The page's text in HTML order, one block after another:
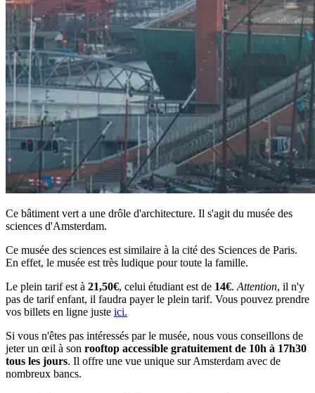
Ce bâtiment vert a une drôle d'architecture. Il s'agit du musée des
sciences d'Amsterdam.
Ce musée des sciences est similaire à la cité des Sciences de Paris.
En effet, le musée est très ludique pour toute la famille.
Le plein tarif est à 21,50€, celui étudiant est de 14€. Attention, il n'y
pas de tarif enfant, il faudra payer le plein tarif. Vous pouvez prendre
vos billets en ligne juste ici.
Si vous n'êtes pas intéressés par le musée, nous vous conseillons de
jeter un œil à son rooftop accessible gratuitement de 10h à 17h30
tous les jours. Il offre une vue unique sur Amsterdam avec de
nombreux bancs.